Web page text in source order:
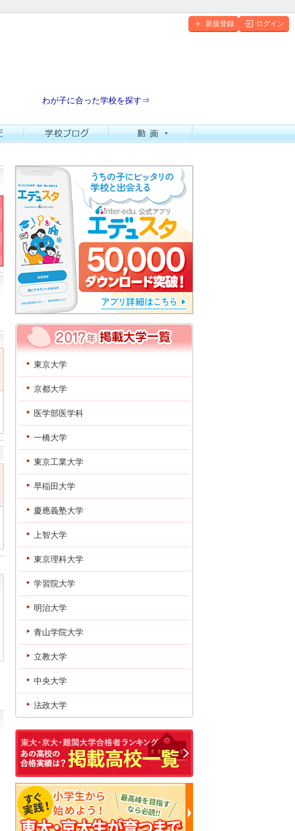
新規登録 ログイン
わが子に合った学校を探す⇒
東京大学
京都大学
医学部医学科
一橋大学
東京工業大学
早稲田大学
慶應義塾大学
上智大学
東京理科大学
学習院大学
明治大学
青山学院大学
立教大学
中央大学
法政大学